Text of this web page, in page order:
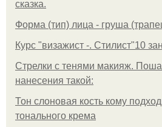
сказка.
Форма (тип) лица - груша
Курс "визажист -. Стилист"10
Стрелки с тенями макияж.
нанесения такой:
Тон слоновая кость кому
тонального крема